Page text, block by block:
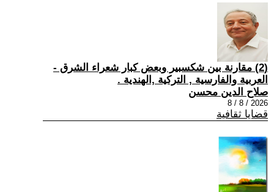
(2) مقارنة بين شكسبير وبعض كبار شعراء الشرق -
العربية والفارسية , التركية ,الهندية .
صلاح الدين محسن
2026 / 8 / 8
قضايا ثقافية